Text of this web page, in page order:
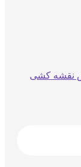
کشی